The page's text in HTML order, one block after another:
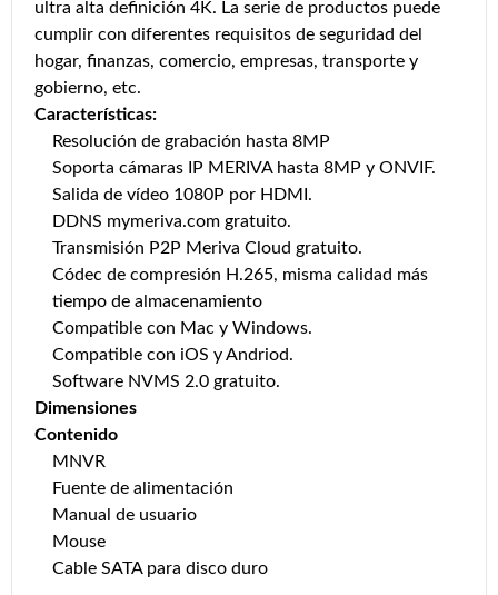
ultra alta definición 4K. La serie de productos puede
cumplir con diferentes requisitos de seguridad del
hogar, finanzas, comercio, empresas, transporte y
gobierno, etc.
Características:
Resolución de grabación hasta 8MP
Soporta cámaras IP MERIVA hasta 8MP y ONVIF.
Salida de vídeo 1080P por HDMI.
DDNS mymeriva.com gratuito.
Transmisión P2P Meriva Cloud gratuito.
Códec de compresión H.265, misma calidad más
tiempo de almacenamiento
Compatible con Mac y Windows.
Compatible con iOS y Andriod.
Software NVMS 2.0 gratuito.
Dimensiones
Contenido
MNVR
Fuente de alimentación
Manual de usuario
Mouse
Cable SATA para disco duro